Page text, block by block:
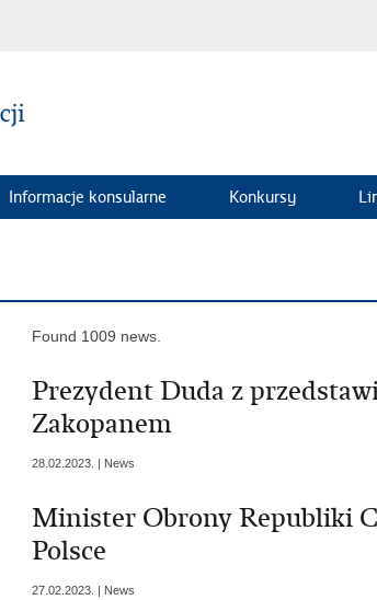
Informacje konsularne Konkursy
Found 1009 news.
Prezydent Duda z
Zakopanem
28.02.2023. | News
Minister Obrony Republiki
Polsce
27.02.2023. | News